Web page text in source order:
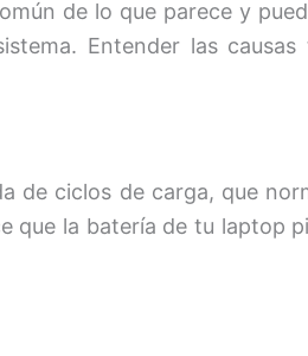
de lo que parece y
Entender las
de ciclos de carga, que
que la batería de tu laptop